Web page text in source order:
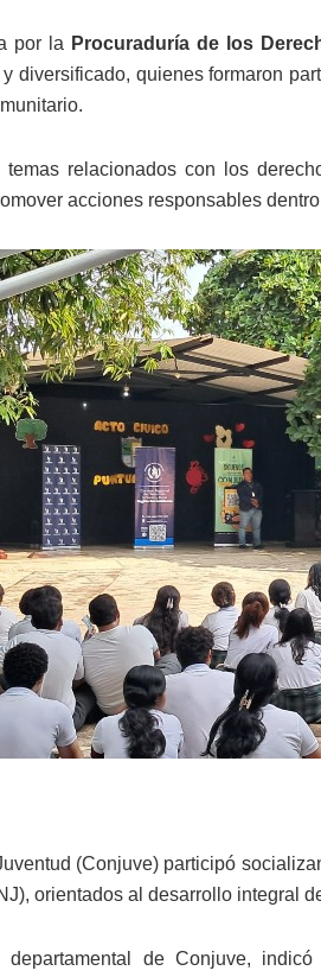
por la Procuraduría de los
diversificado, quienes formaron
temas relacionados con los
acciones responsables
(Conjuve) participó
orientados al desarrollo integral
departamental de Conjuve,